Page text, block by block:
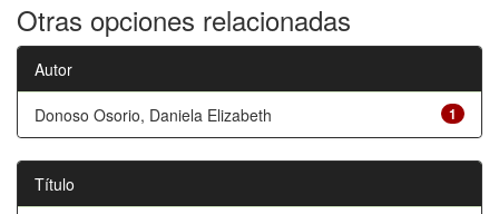
Otras opciones relacionadas
Autor
1
Donoso Osorio, Daniela Elizabeth
Título